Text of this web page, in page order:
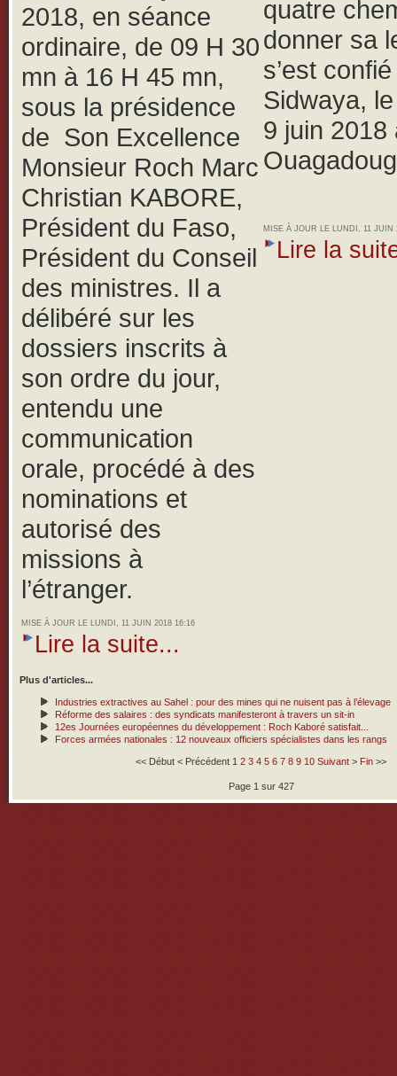
2018, en séance
ordinaire, de 09 H 30
mn à 16 H 45 mn,
sous la présidence
de Son Excellence
Monsieur Roch Marc
Christian KABORE,
Président du Faso,
Président du Conseil
des ministres. Il a
délibéré sur les
dossiers inscrits à
son ordre du jour,
entendu une
communication
orale, procédé à des
nominations et
autorisé des
missions à
l’étranger.
MISE À JOUR LE LUNDI, 11 JUIN 2018 16:16
Lire la suite...
quatre
donner sa
s’est
Sidwaya,
9 juin 2018
MISE À JOUR LE LUNDI, 11 JUIN
Lire la
Plus d'articles...
Industries extractives au Sahel : pour des mines qui ne nuisent pas à l’élevage
Réforme des salaires : des syndicats manifesteront à travers un sit-in
12es Journées européennes du développement : Roch Kaboré satisfait...
Forces armées nationales : 12 nouveaux officiers spécialistes dans les rangs
<< Début < Précédent 1 2 3 4 5 6 7 8 9 10 Suivant > Fin >>
Page 1 sur 427